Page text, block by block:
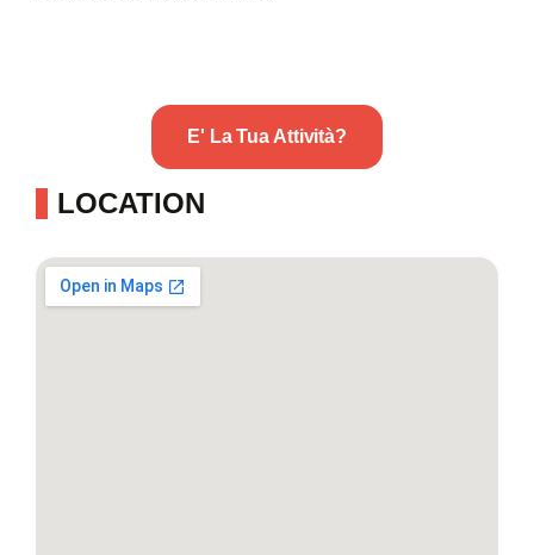
E' La Tua Attività?
LOCATION